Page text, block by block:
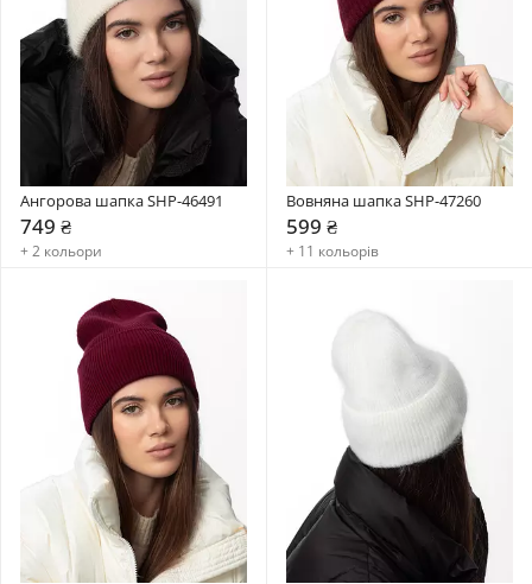
Ангорова шапка SHP-46491
749 ₴
+ 2 кольори
Вовняна шапка SHP-47260
599 ₴
+ 11 кольорів